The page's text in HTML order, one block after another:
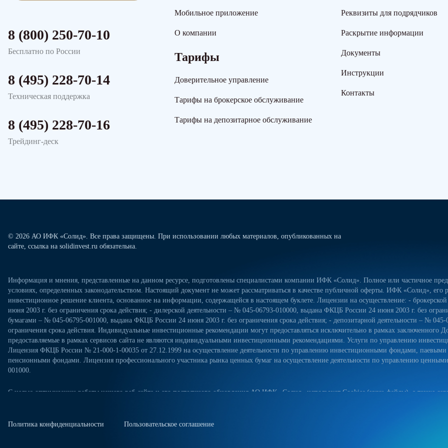
8 (800) 250-70-10
Бесплатно по России
8 (495) 228-70-14
Техническая поддержка
8 (495) 228-70-16
Трейдинг-деск
Мобильное приложение
О компании
Тарифы
Доверительное управление
Тарифы на брокерское обслуживание
Тарифы на депозитарное обслуживание
Реквизиты для подрядчиков
Раскрытие информации
Документы
Инструкции
Контакты
© 2026 АО ИФК «Солид». Все права защищены. При использовании любых материалов, опубликованных на
сайте, ссылка на solidinvest.ru обязательна.
Информация и мнения, представленные на данном ресурсе, подготовлены специалистами компании ИФК «Солид». Полное или частичное
условиях, определенных законодательством. Настоящий документ не может рассматриваться в качестве публичной оферты. ИФК «Солид», его
инвестиционное решение клиента, основанное на информации, содержащейся в настоящем буклете. Лицензии на осуществление: -
июня 2003 г. без ограничения срока действия; - дилерской деятельности – № 045-06793-010000, выдана ФКЦБ России 24 июня 2003 г. без
бумагами – № 045-06795-001000, выдана ФКЦБ России 24 июня 2003 г. без ограничения срока действия; - депозитарной деятельности – №
ограничения срока действия. Индивидуальные инвестиционные рекомендации могут предоставляться исключительно в рамках заключенного
предоставляемые в рамках сервисов сайта не являются индивидуальными инвестиционными рекомендациями. Услуги по управлению
Лицензия ФКЦБ России № 21-000-1-00035 от 27.12.1999 на осуществление деятельности по управлению инвестиционными фондами,
пенсионными фондами. Лицензия профессионального участника рынка ценных бумаг на осуществление деятельности по управлению
001000.
С целью оптимизации работы нашего веб-сайта и его постоянного обновления АО ИФК «Солид» использует Cookies (куки-файлы), а также
сайте. Куки-файлы — это небольшие файлы, которые сохраняются на жестком диске вашего устройства. Они облегчают навигацию и делают
Политика конфиденциальности Пользовательское соглашение